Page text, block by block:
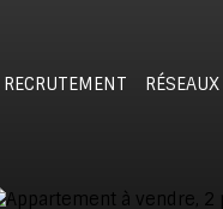
RECRUTEMENT RÉSEAUX